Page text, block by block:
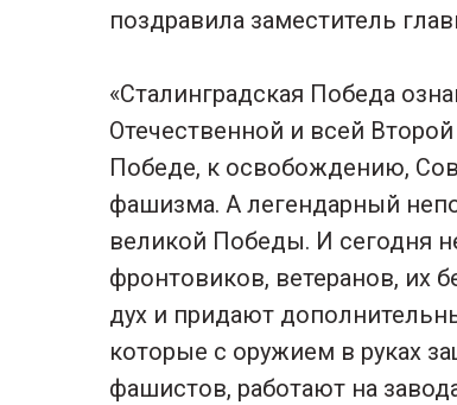
поздравила заместитель
«Сталинградская Победа
Отечественной и всей
Победе, к освобождению,
фашизма. А легендарный
великой Победы. И сегодня
фронтовиков, ветеранов, их
дух и придают
которые с оружием в руках
фашистов, работают на